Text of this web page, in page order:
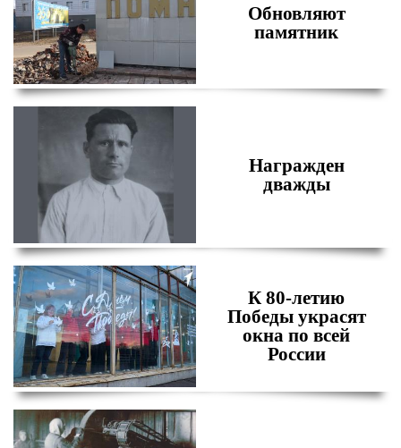
Обновляют
памятник
Награжден
дважды
К 80-летию
Победы украсят
окна по всей
России